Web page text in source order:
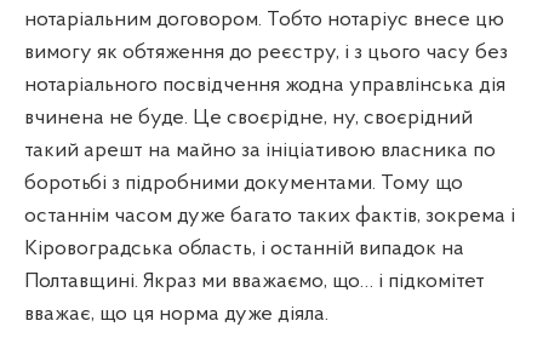
нотаріальним договором. Тобто нотаріус внесе цю
вимогу як обтяження до реєстру, і з цього часу без
нотаріального посвідчення жодна управлінська дія
вчинена не буде. Це своєрідне, ну, своєрідний
такий арешт на майно за ініціативою власника по
боротьбі з підробними документами. Тому що
останнім часом дуже багато таких фактів, зокрема і
Кіровоградська область, і останній випадок на
Полтавщині. Якраз ми вважаємо, що… і підкомітет
вважає, що ця норма дуже діяла.